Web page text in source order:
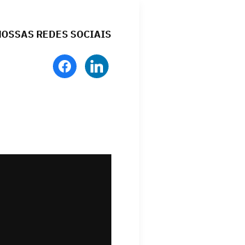
REDES SOCIAIS
facebooklinkedin